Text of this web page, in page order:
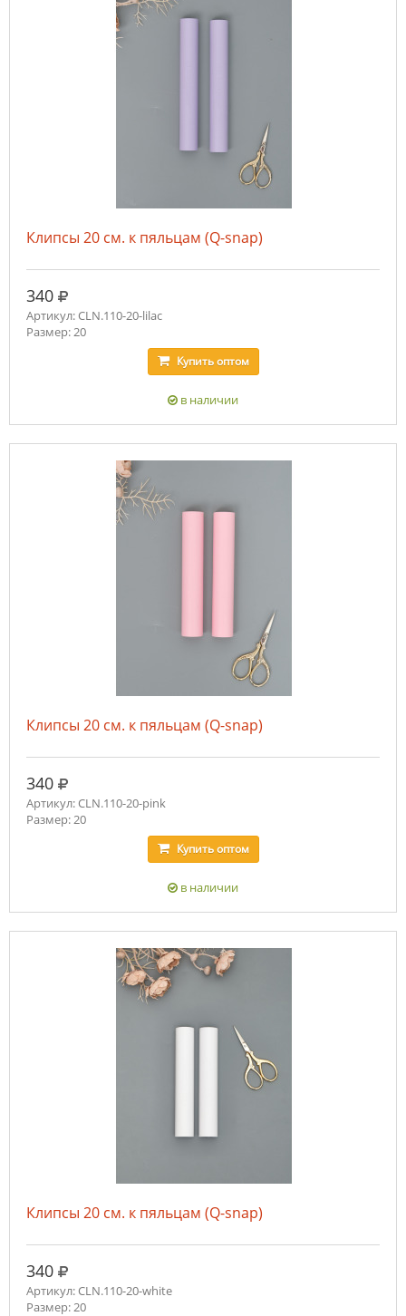
Клипсы 20 см. к пяльцам (Q-snap)
340 руб.
Артикул: CLN.110-20-lilac
Размер: 20
Купитьоптом
в наличии
Клипсы 20 см. к пяльцам (Q-snap)
340 руб.
Артикул: CLN.110-20-pink
Размер: 20
Купитьоптом
в наличии
Клипсы 20 см. к пяльцам (Q-snap)
340 руб.
Артикул: CLN.110-20-white
Размер: 20